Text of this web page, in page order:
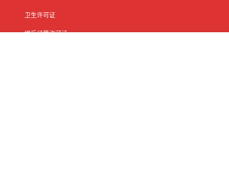
卫生许可证
娱乐经营许可证